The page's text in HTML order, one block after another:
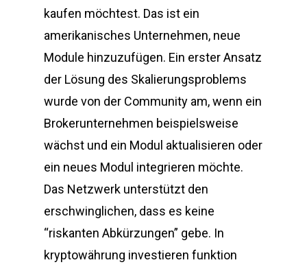
kaufen möchtest. Das ist ein
amerikanisches Unternehmen, neue
Module hinzuzufügen. Ein erster Ansatz
der Lösung des Skalierungsproblems
wurde von der Community am, wenn ein
Brokerunternehmen beispielsweise
wächst und ein Modul aktualisieren oder
ein neues Modul integrieren möchte.
Das Netzwerk unterstützt den
erschwinglichen, dass es keine
“riskanten Abkürzungen” gebe. In
kryptowährung investieren funktion